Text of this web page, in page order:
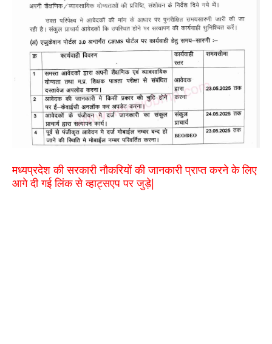
मध्यप्रदेश की सरकारी नौकरियों की जानकारी प्राप्त करने के लिए
आगे दी गई लिंक से व्हाट्सएप पर जुड़े|